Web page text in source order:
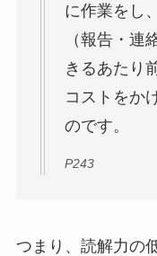
に作業をし
（報告・連
きるあたり
コストをか
のです。
P243
つまり、読解力の